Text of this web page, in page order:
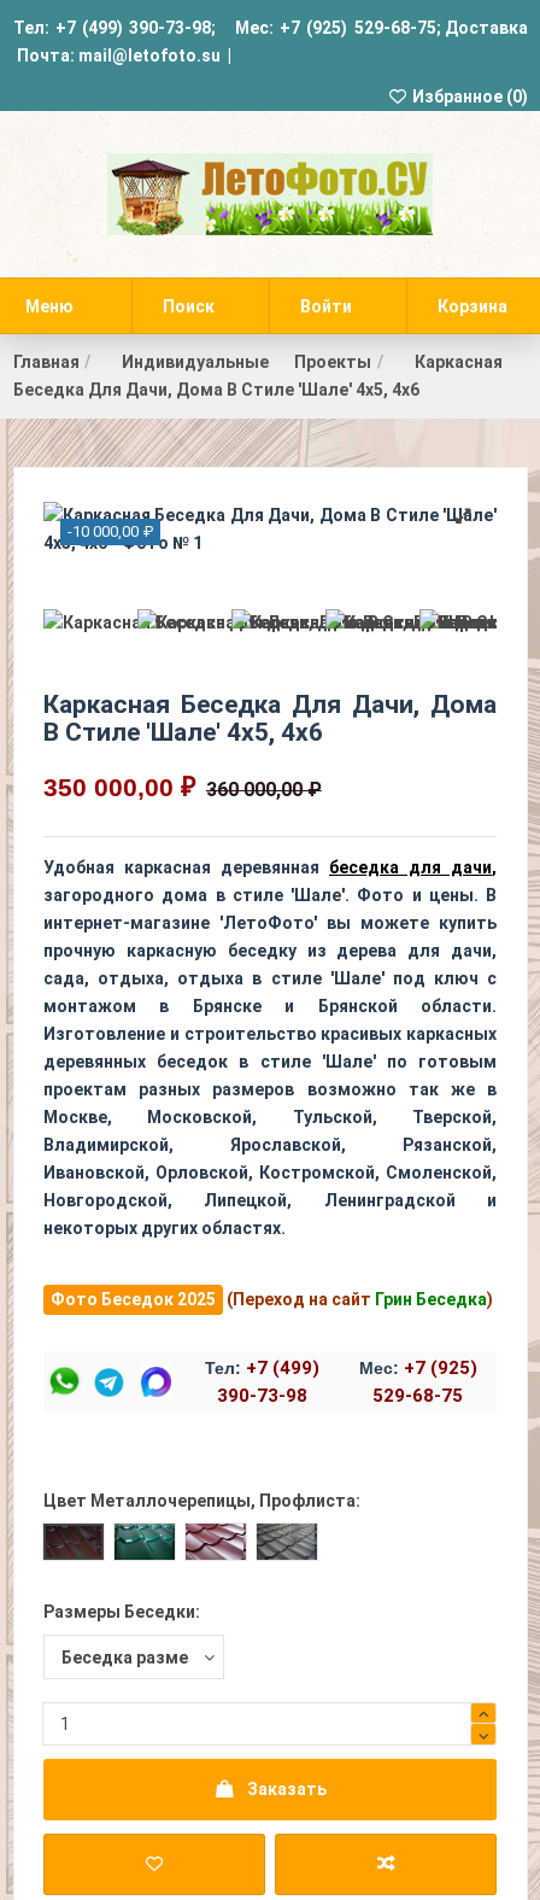
Тел: +7 (499) 390-73-98; Мес: +7 (925) 529-68-75;
Почта: mail@letofoto.su
Доставка
Избранное (0)
Меню Поиск Войти Корзина
Главная Индивидуальные Проекты
Каркасная
Беседка Для Дачи, Дома В Стиле 'Шале' 4х5, 4х6
-10 000,00 ₽
Каркасная Беседка Для Дачи, Дома
В Стиле 'Шале' 4х5, 4х6
350 000,00 ₽ 360 000,00 ₽
Удобная каркасная деревянная беседка для дачи,
загородного дома в стиле 'Шале'. Фото и цены. В
интернет-магазине 'ЛетоФото' вы можете купить
прочную каркасную беседку из дерева для дачи,
сада, отдыха, отдыха в стиле 'Шале' под ключ с
монтажом в Брянске и Брянской области.
Изготовление и строительство красивых каркасных
деревянных беседок в стиле 'Шале' по готовым
проектам разных размеров возможно так же в
Москве, Московской, Тульской, Тверской,
Владимирской, Ярославской, Рязанской,
Ивановской, Орловской, Костромской, Смоленской,
Новгородской, Липецкой, Ленинградской и
некоторых других областях.
Фото Беседок 2025 (Переход на сайт Грин Беседка)
Тел: +7 (499)
390-73-98
Мес: +7 (925)
529-68-75
Цвет Металлочерепицы, Профлиста:
Коричневая металлочерепица. Профлист
Зеленая металлочерепица. Профлист
Бордовая металлочерепица.
Серая металлочерепица.
Размеры Беседки:
Заказать